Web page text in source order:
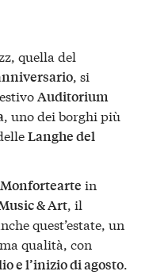
quella del
, si
Auditorium
, uno dei borghi più
Langhe del
in
& Art, il
quest’estate, un
qualità, con
e l’inizio di agosto.